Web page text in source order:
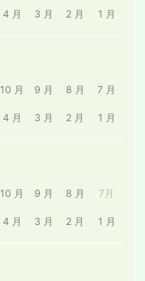
4 月 3 月 2 月 1 月
10 月 9 月 8 月 7 月
4 月 3 月 2 月 1 月
10 月 9 月 8 月 7月
4 月 3 月 2 月 1 月